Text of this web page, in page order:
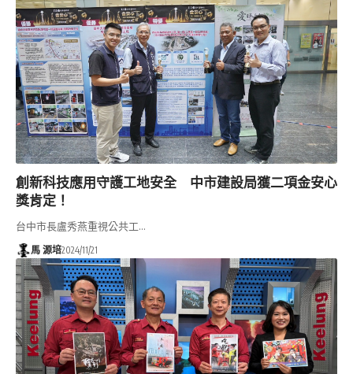
創新科技應用守護工地安全 中市建設局獲二項金安心
獎肯定！
台中市長盧秀燕重視公共工…
馬 源培2024/11/21